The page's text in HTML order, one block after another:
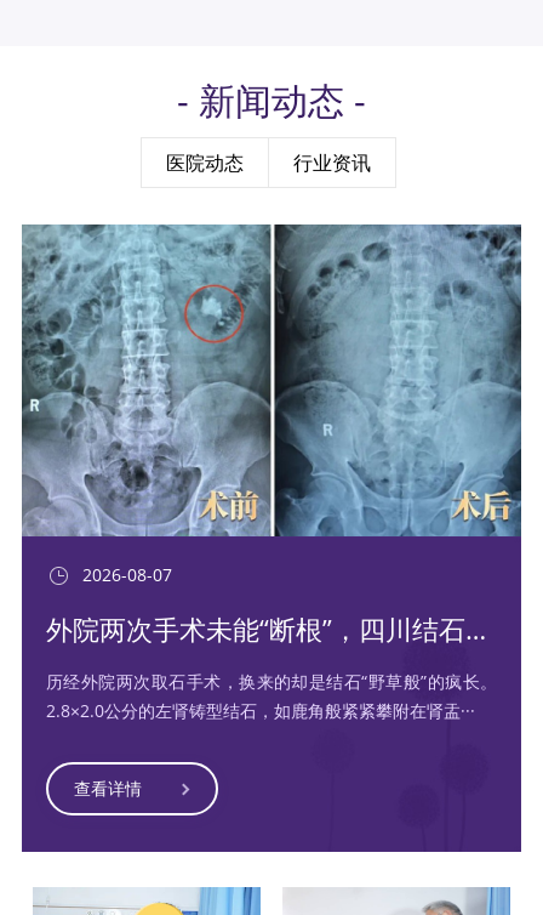
- 新闻动态 -
医院动态 行业资讯
2026-08-07
外院两次手术未能“断根”，四川结石病医院“一招清石”
历经外院两次取石手术，换来的却是结石“野草般”的疯长。
2.8×2.0公分的左肾铸型结石，如鹿角般紧紧攀附在肾盂···
查看详情